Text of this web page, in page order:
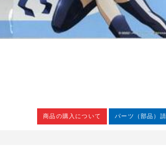
商品の購入について パーツ（部品）